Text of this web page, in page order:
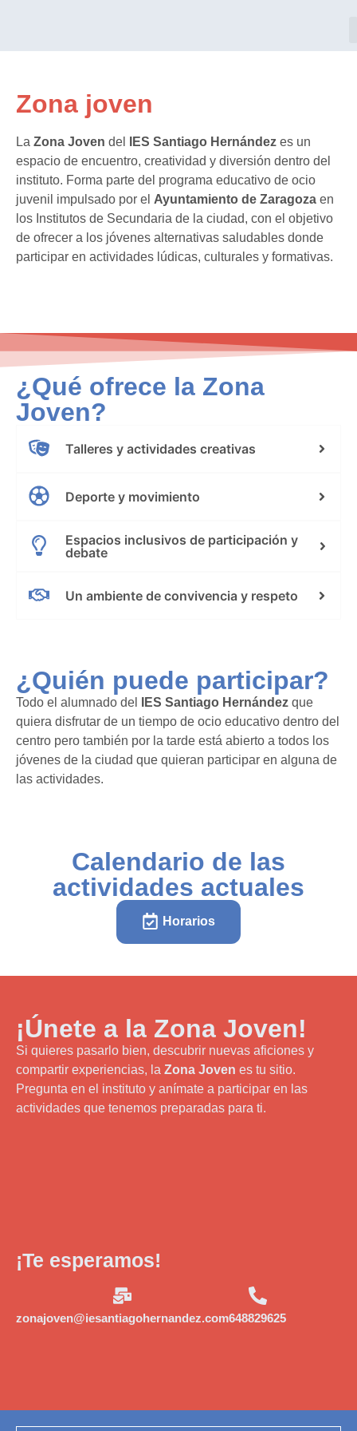
Zona joven
La Zona Joven del IES Santiago Hernández es un
espacio de encuentro, creatividad y diversión dentro del
instituto. Forma parte del programa educativo de ocio
juvenil impulsado por el Ayuntamiento de Zaragoza en
los Institutos de Secundaria de la ciudad, con el objetivo
de ofrecer a los jóvenes alternativas saludables donde
participar en actividades lúdicas, culturales y formativas.
¿Qué ofrece la Zona
Joven?
Talleres y actividades creativas
Deporte y movimiento
Espacios inclusivos de participación y
debate
Un ambiente de convivencia y respeto
¿Quién puede participar?
Todo el alumnado del IES Santiago Hernández que
quiera disfrutar de un tiempo de ocio educativo dentro del
centro pero también por la tarde está abierto a todos los
jóvenes de la ciudad que quieran participar en alguna de
las actividades.
Calendario de las
actividades actuales
Horarios
¡Únete a la Zona Joven!
Si quieres pasarlo bien, descubrir nuevas aficiones y
compartir experiencias, la Zona Joven es tu sitio.
Pregunta en el instituto y anímate a participar en las
actividades que tenemos preparadas para ti.
¡Te esperamos!
zonajoven@iesantiagohernandez.com648829625